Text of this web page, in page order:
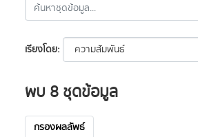
เรียงโดย
พบ 8 ชุดข้อมูล
กรองผลลัพธ์